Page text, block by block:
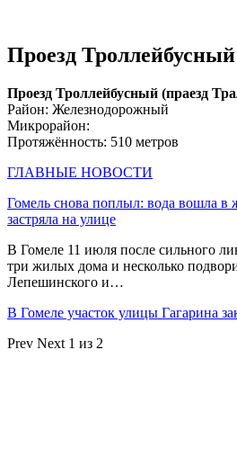
Проезд
Проезд Троллейбусный (праезд
Район: Железнодорожный
Микрорайон:
Протяжённость: 510 метров
ГЛАВНЫЕ НОВОСТИ
Гомель снова поплыл: вода вошла в
застряла на улице
В Гомеле 11 июля после сильного
три жилых дома и несколько
Лепешинского и…
В Гомеле участок улицы Гагарина
Prev Next 1 из 2